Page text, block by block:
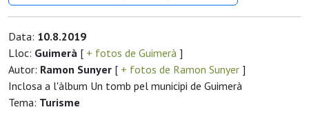
Data: 10.8.2019
Lloc: Guimerà [ + fotos de Guimerà ]
Autor: Ramon Sunyer [ + fotos de Ramon Sunyer ]
Inclosa a l'àlbum Un tomb pel municipi de Guimerà
Tema: Turisme